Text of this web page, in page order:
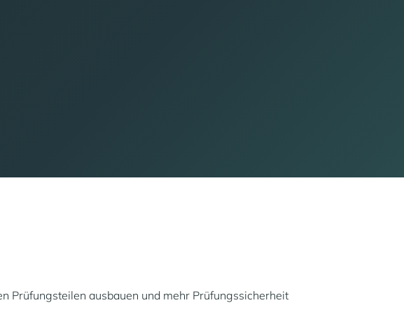
Prüfungsteilen ausbauen und mehr Prüfungssicherheit